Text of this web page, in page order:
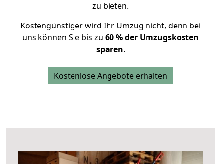
zu bieten.
Kostengünstiger wird Ihr Umzug nicht, denn bei
uns können Sie bis zu 60 % der Umzugskosten
sparen.
Kostenlose Angebote erhalten